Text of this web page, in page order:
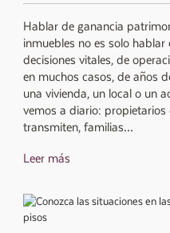
Hablar de ganancia
inmuebles no es solo
decisiones vitales, de
en muchos casos, de años
una vivienda, un local o un
vemos a diario: propietarios
transmiten, familias…
Leer más